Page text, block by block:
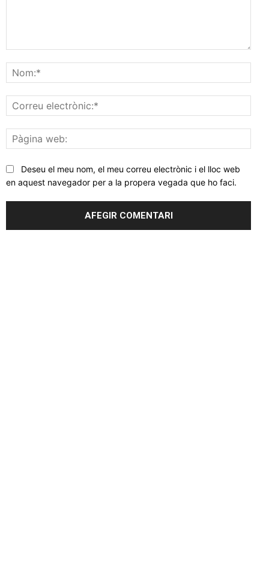
web:
Deseu el meu nom, el meu correu electrònic i el lloc web
en aquest navegador per a la propera vegada que ho faci.